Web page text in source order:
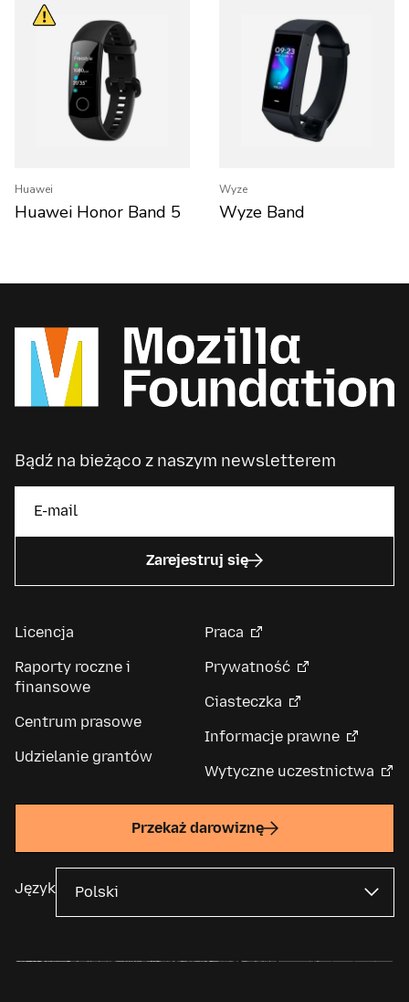
Huawei
Huawei Honor Band 5
Wyze
Wyze Band
Bądź na bieżąco z naszym newsletterem
Zarejestruj się
Licencja
Raporty roczne i
finansowe
Centrum prasowe
Udzielanie grantów
Praca
Prywatność
Ciasteczka
Informacje prawne
Wytyczne uczestnictwa
Przekaż darowiznę
Język